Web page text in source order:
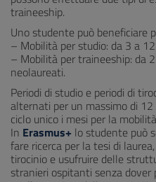
traineeship.
Uno studente può beneficiare
– Mobilità per studio: da 3 a
– Mobilità per traineeship: da
neolaureati.
Periodi di studio e periodi di
alternati per un massimo di
ciclo unico i mesi per la
In Erasmus+ lo studente può
fare ricerca per la tesi di
tirocinio e usufruire delle
stranieri ospitanti senza